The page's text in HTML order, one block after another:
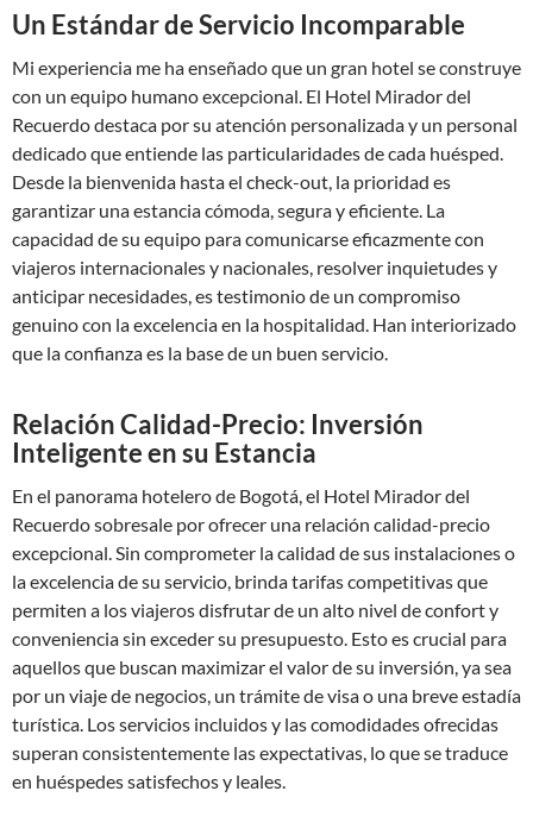
Un Estándar de Servicio Incomparable
Mi experiencia me ha enseñado que un gran hotel se construye
con un equipo humano excepcional. El Hotel Mirador del
Recuerdo destaca por su atención personalizada y un personal
dedicado que entiende las particularidades de cada huésped.
Desde la bienvenida hasta el check-out, la prioridad es
garantizar una estancia cómoda, segura y eficiente. La
capacidad de su equipo para comunicarse eficazmente con
viajeros internacionales y nacionales, resolver inquietudes y
anticipar necesidades, es testimonio de un compromiso
genuino con la excelencia en la hospitalidad. Han interiorizado
que la confianza es la base de un buen servicio.
Relación Calidad-Precio: Inversión
Inteligente en su Estancia
En el panorama hotelero de Bogotá, el Hotel Mirador del
Recuerdo sobresale por ofrecer una relación calidad-precio
excepcional. Sin comprometer la calidad de sus instalaciones o
la excelencia de su servicio, brinda tarifas competitivas que
permiten a los viajeros disfrutar de un alto nivel de confort y
conveniencia sin exceder su presupuesto. Esto es crucial para
aquellos que buscan maximizar el valor de su inversión, ya sea
por un viaje de negocios, un trámite de visa o una breve estadía
turística. Los servicios incluidos y las comodidades ofrecidas
superan consistentemente las expectativas, lo que se traduce
en huéspedes satisfechos y leales.